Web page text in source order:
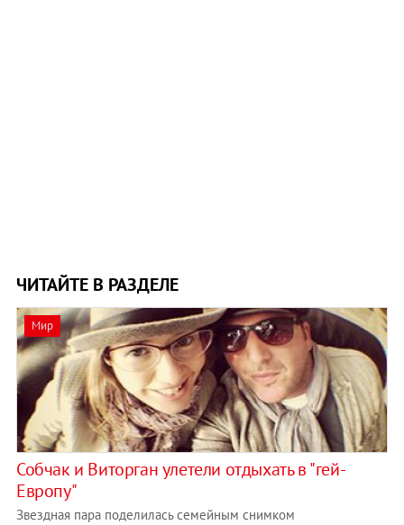
ЧИТАЙТЕ В РАЗДЕЛЕ
Мир
Собчак и Виторган улетели отдыхать в "гей-
Европу"
Звездная пара поделилась семейным снимком